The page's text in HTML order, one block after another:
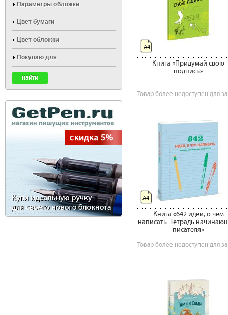
Книга «Придумай свою
подпись»
Товар более недоступен для
А4
Книга «642 идеи, о чем
написать. Тетрадь
писателя»
Товар более недоступен для
А4-
Параметры обложки
Цвет бумаги
Цвет обложки
Покупаю для